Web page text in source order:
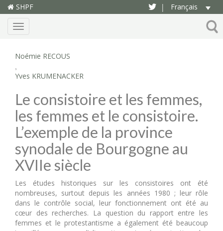
SHPF | Français
Menu
Noémie RECOUS
,
Yves KRUMENACKER
Le consistoire et les femmes,
les femmes et le consistoire.
L’exemple de la province
synodale de Bourgogne au
XVIIe siècle
Les études historiques sur les consistoires ont été
nombreuses, surtout depuis les années 1980 ; leur rôle
dans le contrôle social, leur fonctionnement ont été au
cœur des recherches. La question du rapport entre les
femmes et le protestantisme a également été beaucoup